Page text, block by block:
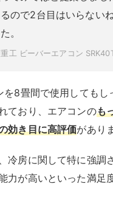
ので2台目はいらない
。
工 ビーバーエアコン
を8畳間で使用してもし
ており、エアコンのも
効き目に高評価があり
冷房に関して特に強調
力が高いといった満足